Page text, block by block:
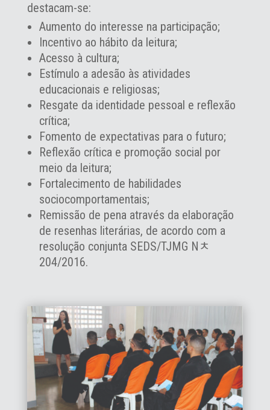
destacam-se:
Aumento do interesse na participação;
Incentivo ao hábito da leitura;
Acesso à cultura;
Estímulo a adesão às atividades
educacionais e religiosas;
Resgate da identidade pessoal e reflexão
crítica;
Fomento de expectativas para o futuro;
Reflexão crítica e promoção social por
meio da leitura;
Fortalecimento de habilidades
sociocomportamentais;
Remissão de pena através da elaboração
de resenhas literárias, de acordo com a
resolução conjunta SEDS/TJMG Nﾺ
204/2016.ﾠ